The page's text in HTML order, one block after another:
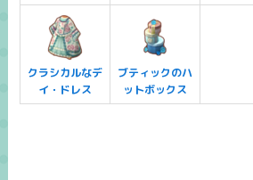
クラシカルなデ
イ・ドレス
ブティックのハ
ットボックス